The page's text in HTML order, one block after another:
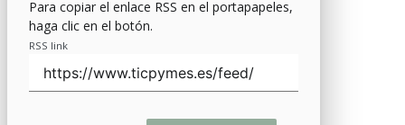
Para copiar el enlace RSS en el portapapeles,
haga clic en el botón.
RSS link